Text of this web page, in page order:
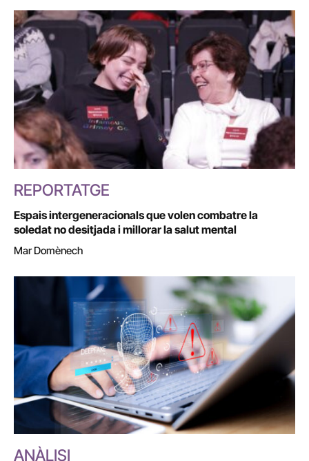
REPORTATGE
Espais intergeneracionals que volen combatre la
soledat no desitjada i millorar la salut mental
Mar Domènech
ANÀLISI